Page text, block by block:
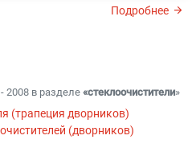
Подробнее
2008 в разделе «стеклоочистители»
(трапеция дворников)
(дворников)